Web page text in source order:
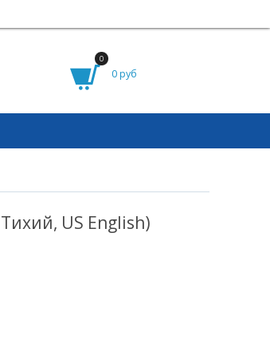
0
0 руб
US English)